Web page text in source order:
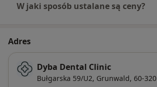
W jaki sposób ustalane są ceny?
Adres
Dyba Dental Clinic
Bułgarska 59/U2, Grunwald, 60-320